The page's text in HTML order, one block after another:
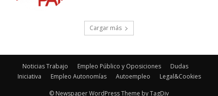
Cargar más
Noticias Trabajo Empleo Público y Oposiciones
Dudas
Iniciativa
Empleo Autonomías Autoempleo Legal&Cookies
© Newspaper WordPress Theme by TagDiv